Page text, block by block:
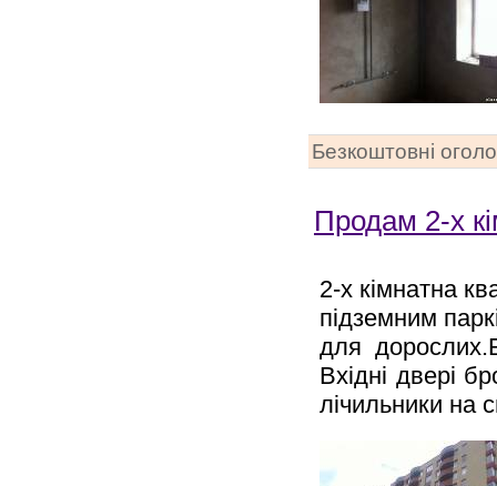
Безкоштовні
Продам 2-х
2-х кімнатна
підземним
для
Вхідні двері
лічильники на